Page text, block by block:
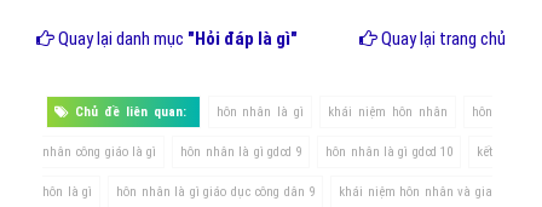
Quay lại danh mục "Hỏi đáp là gì" Quay lại trang chủ
Chủ đề liên quan: hôn nhân là gì khái niệm hôn nhân hôn
nhân công giáo là gì hôn nhân là gì gdcd 9 hôn nhân là gì gdcd 10 kết
hôn là gì hôn nhân là gì giáo dục công dân 9 khái niệm hôn nhân và gia